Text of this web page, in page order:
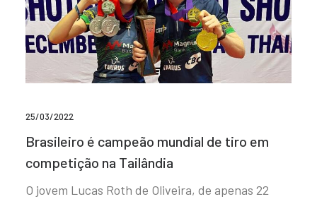
25/03/2022
Brasileiro é campeão mundial de tiro em
competição na Tailândia
O jovem Lucas Roth de Oliveira, de apenas 22